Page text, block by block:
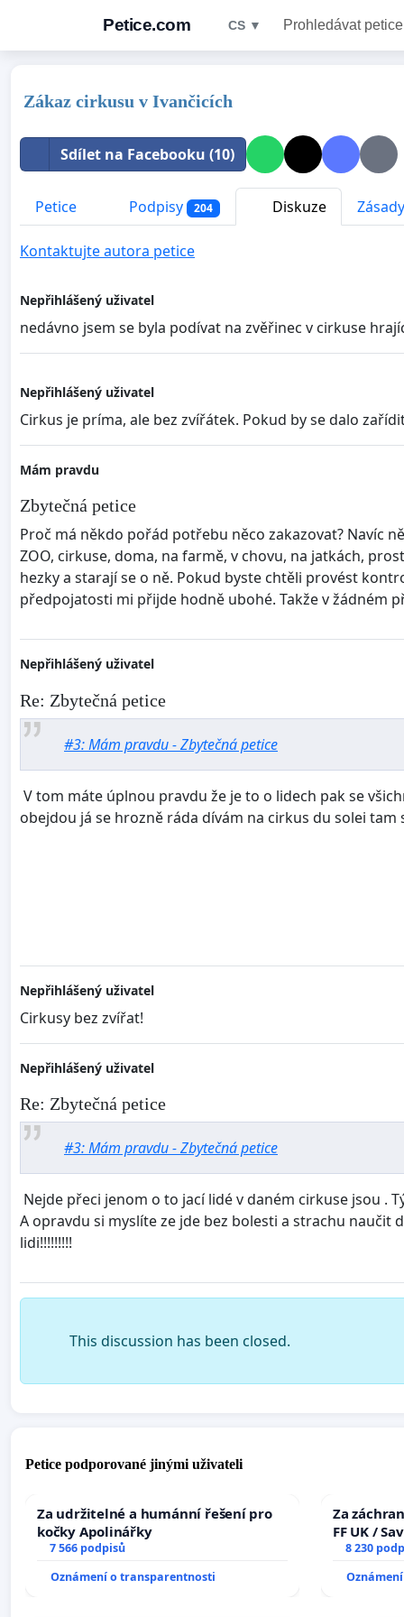
Petice.com CS ▼ Prohledávat petice
Zákaz cirkusu v Ivančicích
Sdílet na Facebooku (10)
Petice Podpisy 204 Diskuze
Kontaktujte autora petice
Nepřihlášený uživatel
nedávno jsem se byla podívat na zvěřinec v cirkuse
Nepřihlášený uživatel
Cirkus je príma, ale bez zvířátek. Pokud by se dalo
Mám pravdu
Zbytečná petice
Proč má někdo pořád potřebu něco zakazovat? Navíc
ZOO, cirkuse, doma, na farmě, v chovu, na jatkách,
hezky a starají se o ně. Pokud byste chtěli provést
předpojatosti mi přijde hodně ubohé. Takže v žádném
Nepřihlášený uživatel
Re: Zbytečná petice
#3: Mám pravdu - Zbytečná petice
V tom máte úplnou pravdu že je to o lidech pak se
obejdou já se hrozně ráda dívám na cirkus du solei tam
Nepřihlášený uživatel
Cirkusy bez zvířat!
Nepřihlášený uživatel
Re: Zbytečná petice
#3: Mám pravdu - Zbytečná petice
Nejde přeci jenom o to jací lidé v daném cirkuse jsou .
A opravdu si myslíte ze jde bez bolesti a strachu naučit
lidi!!!!!!!!!
This discussion has been closed.
Petice podporované jinými uživateli
Za udržitelné a humánní řešení pro
kočky Apolinářky
7 566 podpisů
Oznámení o transparentnosti
Za
FF UK /
the
University
8 230